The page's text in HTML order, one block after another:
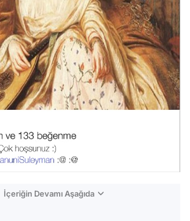
İçeriğin Devamı Aşağıda